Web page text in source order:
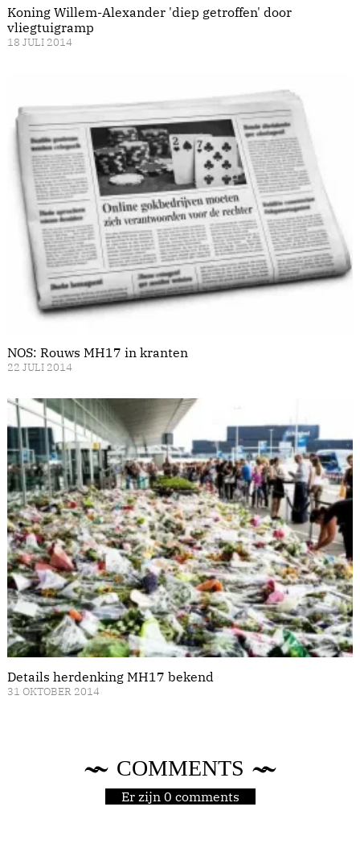
Koning Willem-Alexander 'diep getroffen' door
vliegtuigramp
18 JULI 2014
NOS: Rouws MH17 in kranten
22 JULI 2014
Details herdenking MH17 bekend
31 OKTOBER 2014
COMMENTS
Er zijn 0 comments